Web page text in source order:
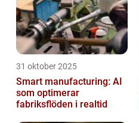
31 oktober 2025
Smart manufacturing: AI
som optimerar
fabriksflöden i realtid